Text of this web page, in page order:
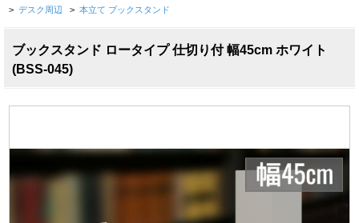
> デスク周辺 > 本立て ブックスタンド
ブックスタンド ロータイプ 仕切り付 幅45cm ホワイト
(BSS-045)